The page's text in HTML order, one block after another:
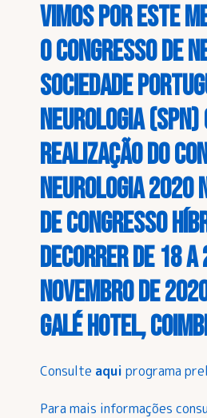
Vimos por este
o Congresso de
Sociedade
Neurologia
realização do
Neurologia 2020
de congresso
decorrer de 18 a
novembro de
Galé hotel,
Consulte aqui programa
Para mais informações